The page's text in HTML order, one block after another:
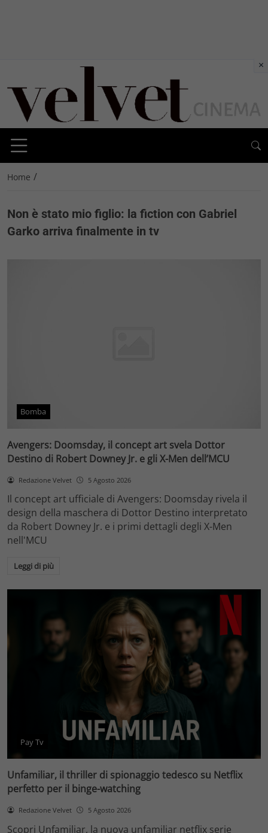
Home /
Non è stato mio figlio: la fiction con Gabriel
Garko arriva finalmente in tv
Bomba
Avengers: Doomsday, il concept art svela Dottor
Destino di Robert Downey Jr. e gli X-Men dell’MCU
Redazione Velvet 5 Agosto 2026
Il concept art ufficiale di Avengers: Doomsday rivela il
design della maschera di Dottor Destino interpretato
da Robert Downey Jr. e i primi dettagli degli X-Men
nell'MCU
Leggi di più
Pay Tv
Unfamiliar, il thriller di spionaggio tedesco su Netflix
perfetto per il binge-watching
Redazione Velvet 5 Agosto 2026
Scopri Unfamiliar, la nuova unfamiliar netflix serie
×